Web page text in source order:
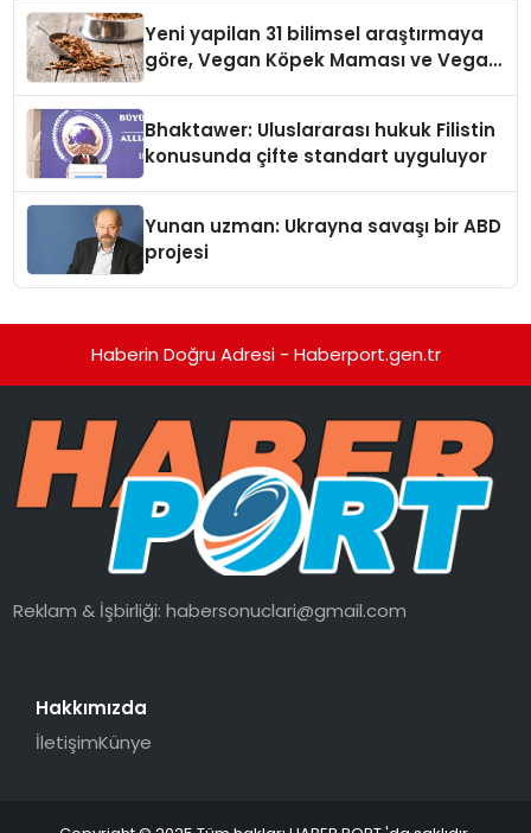
Yeni yapilan 31 bilimsel araştırmaya
göre, Vegan Köpek Maması ve Vegan
Bhaktawer: Uluslararası hukuk Filistin
konusunda çifte standart uyguluyor
Yunan uzman: Ukrayna savaşı bir ABD
projesi
Haberin Doğru Adresi - Haberport.gen.tr
Reklam & İşbirliği:habersonuclari@gmail.com
Hakkımızda
İletişimKünye